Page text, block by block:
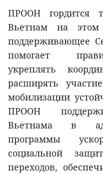
ПРООН гордится
Вьетнам на этом
поддерживающее
помогает
укреплять
расширять
мобилизации
ПРООН
Вьетнама в
программы
социальной
переходов,